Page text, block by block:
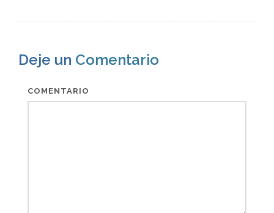
Deje un Comentario
COMENTARIO